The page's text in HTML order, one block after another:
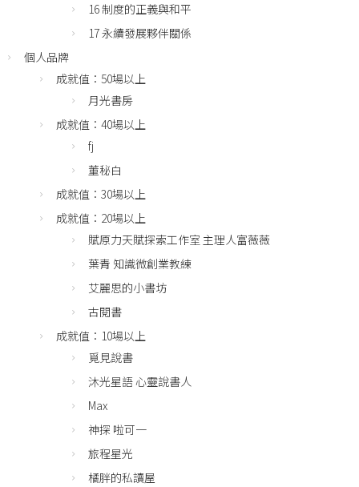
16 制度的正義與和平
17 永續發展夥伴關係
個人品牌
成就值：50場以上
月光書房
成就值：40場以上
fj
董秘白
成就值：30場以上
成就值：20場以上
賦原力天賦探索工作室 主理人富薇薇
葉青 知識微創業教練
艾麗思的小書坊
古閱書
成就值：10場以上
覓見說書
沐光星語 心靈說書人
Max
神探 啦可一
旅程星光
橘胖的私讀屋